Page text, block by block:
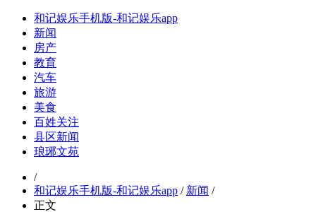
和记娱乐手机版-和记娱乐app
新闻
房产
教育
汽车
旅游
美食
百姓关注
县区新闻
琅琊文苑
/
和记娱乐手机版-和记娱乐app / 新闻 /
正文